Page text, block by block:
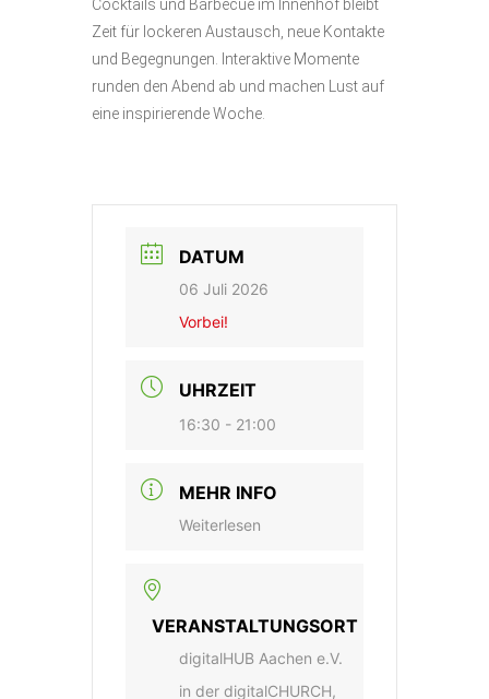
Cocktails und Barbecue im Innenhof bleibt
Zeit für lockeren Austausch, neue Kontakte
und Begegnungen. Interaktive Momente
runden den Abend ab und machen Lust auf
eine inspirierende Woche.
DATUM
06 Juli 2026
Vorbei!
UHRZEIT
16:30 - 21:00
MEHR INFO
Weiterlesen
VERANSTALTUNGSORT
digitalHUB Aachen e.V.
in der digitalCHURCH,